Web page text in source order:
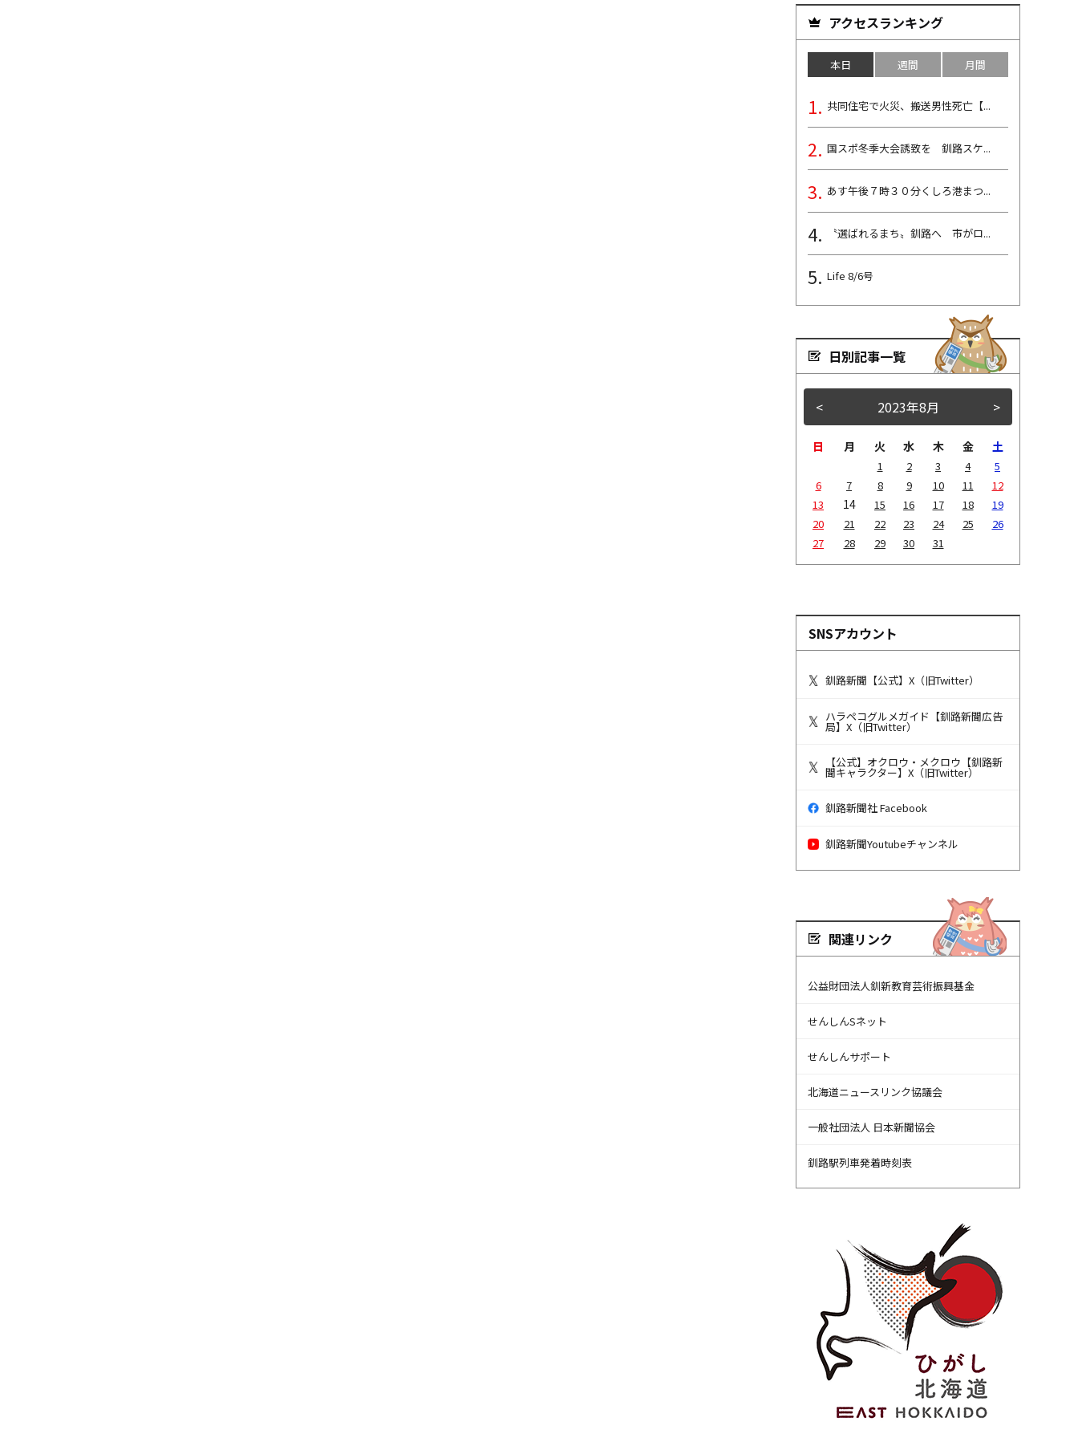
アクセスランキング
本日 週間 月間
共同住宅で火災、搬送男性死亡【...
国スポ冬季大会誘致を 釧路スケ...
あす午後７時３０分くしろ港まつ...
〝選ばれるまち〟釧路へ 市がロ...
Life 8/6号
日別記事一覧
< >
2023年8月
日 月 火 水 木 金 土
1 2 3 4
5
6
7 8 9 10 11
12
13
14 15 16 17 18
19
20
21 22 23 24 25
26
27
28 29 30 31
SNSアカウント
釧路新聞【公式】X（旧Twitter）
ハラペコグルメガイド【釧路新聞広告
局】X（旧Twitter）
【公式】オクロウ・メクロウ【釧路新
聞キャラクター】X（旧Twitter）
釧路新聞社 Facebook
釧路新聞Youtubeチャンネル
関連リンク
公益財団法人釧新教育芸術振興基金
せんしんSネット
せんしんサポート
北海道ニュースリンク協議会
一般社団法人 日本新聞協会
釧路駅列車発着時刻表